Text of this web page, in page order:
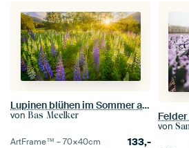
Lupinen blühen im Sommer auf einem Feld in Norwegen
von Bas Meelker
ArtFrame™ –70×40cm 133,-
von